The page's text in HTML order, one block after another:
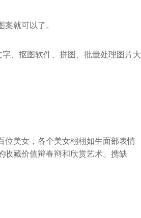
就可以了。
、抠图软件、拼图、批量处理图片大
位美女，各个美女栩栩如生面部表情
收藏价值辩春辩和欣赏艺术。携缺